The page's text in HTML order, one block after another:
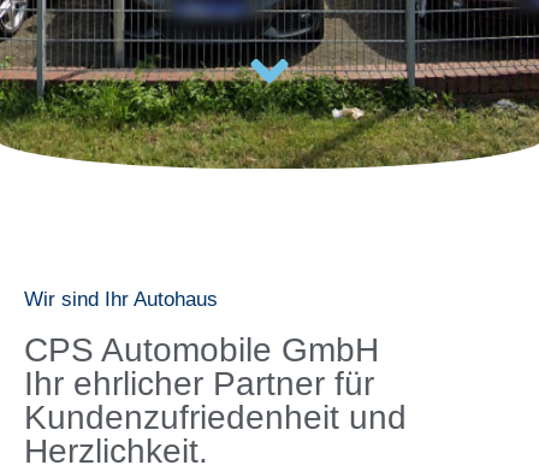
Wir sind Ihr Autohaus
CPS Automobile GmbH
Ihr ehrlicher Partner für
Kundenzufriedenheit und
Herzlichkeit.